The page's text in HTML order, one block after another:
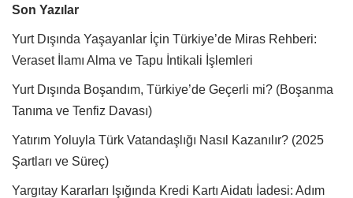
Son Yazılar
Yurt Dışında Yaşayanlar İçin Türkiye’de Miras Rehberi:
Veraset İlamı Alma ve Tapu İntikali İşlemleri
Yurt Dışında Boşandım, Türkiye’de Geçerli mi? (Boşanma
Tanıma ve Tenfiz Davası)
Yatırım Yoluyla Türk Vatandaşlığı Nasıl Kazanılır? (2025
Şartları ve Süreç)
Yargıtay Kararları Işığında Kredi Kartı Aidatı İadesi: Adım